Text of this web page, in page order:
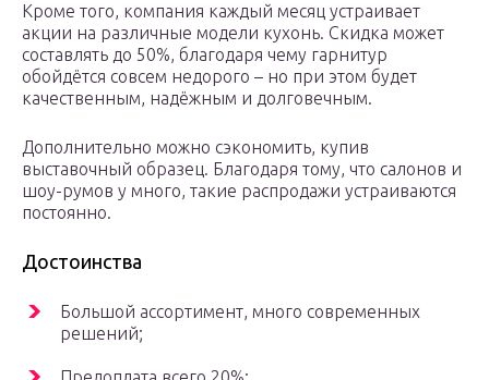
Кроме того, компания каждый месяц устраивает
акции на различные модели кухонь. Скидка может
составлять до 50%, благодаря чему гарнитур
обойдётся совсем недорого – но при этом будет
качественным, надёжным и долговечным.
Дополнительно можно сэкономить, купив
выставочный образец. Благодаря тому, что салонов и
шоу-румов у много, такие распродажи устраиваются
постоянно.
Достоинства
Большой ассортимент, много современных
решений;